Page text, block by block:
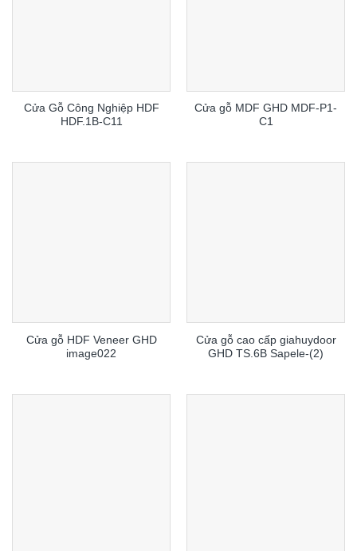
Cửa Gỗ Công Nghiệp HDF
HDF.1B-C11
Cửa gỗ MDF GHD MDF-P1-
C1
Cửa gỗ HDF Veneer GHD
image022
Cửa gỗ cao cấp giahuydoor
GHD TS.6B Sapele-(2)